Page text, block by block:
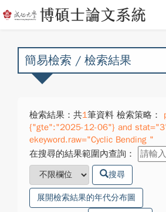
簡易檢索 / 檢索結果
檢索結果：共1筆資料 檢索策略：
{"gte":"2025-12-06"} and
ekeyword.raw="Cyclic Bending "
在搜尋的結果範圍內查詢：
搜尋
展開檢索結果的年代分布圖